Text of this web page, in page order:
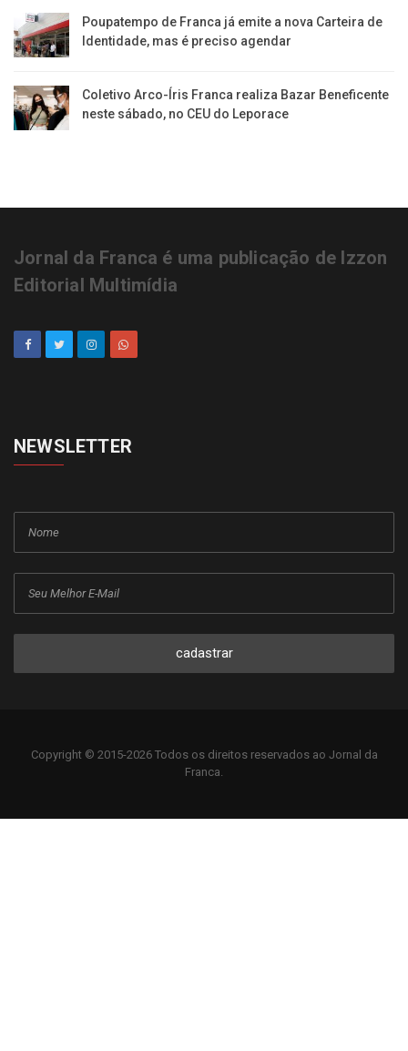
Poupatempo de Franca já emite a nova Carteira de
Identidade, mas é preciso agendar
Coletivo Arco-Íris Franca realiza Bazar Beneficente
neste sábado, no CEU do Leporace
Jornal da Franca é uma publicação de Izzon
Editorial Multimídia
NEWSLETTER
cadastrar
Copyright © 2015-2026 Todos os direitos reservados ao Jornal da
Franca.